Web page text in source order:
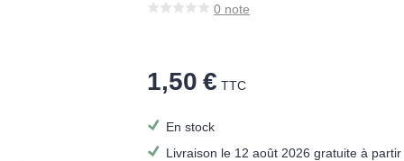
0 note
1,50 € TTC
En stock
Livraison le 12 août 2026 gratuite à partir